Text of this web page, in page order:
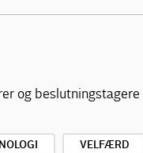
og beslutningstagere
VELFÆRD